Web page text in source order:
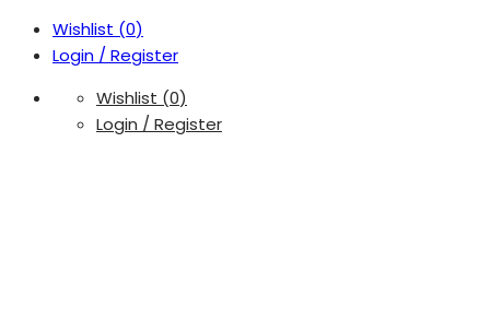
Wishlist (0)
Login / Register
Wishlist (0)
Login / Register